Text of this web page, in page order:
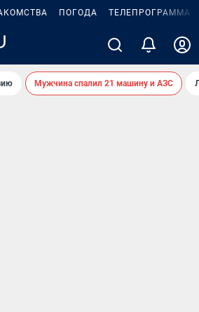
ПОГОДА ТЕЛЕПРОГРАММА
Мужчина спалил 21 машину и АЗС